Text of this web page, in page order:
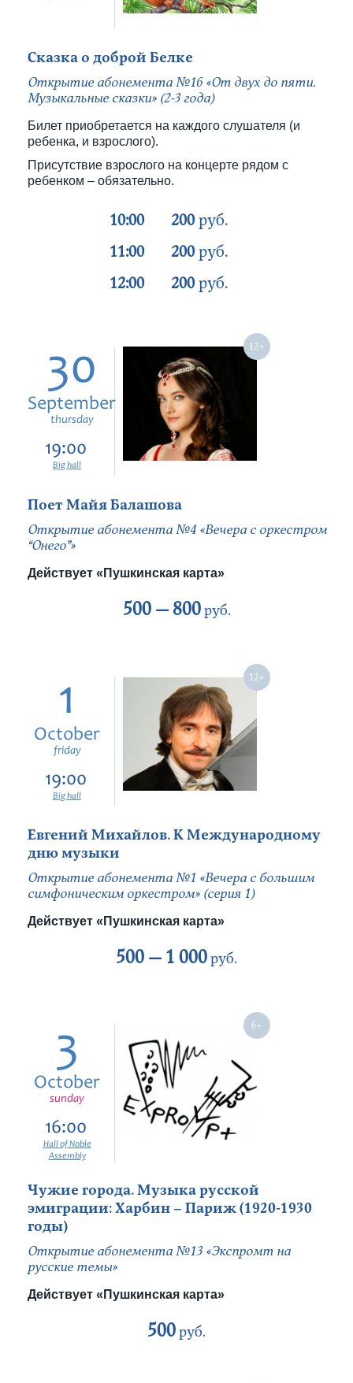
Сказка о доброй Белке
Открытие абонемента №16 «От двух до пяти.
Музыкальные сказки» (2-3 года)
Билет приобретается на каждого слушателя (и
ребенка, и взрослого).
Присутствие взрослого на концерте рядом с
ребенком – обязательно.
10:00 200руб.
11:00
200руб.
12:00
200руб.
30
September
thursday
19:00
Big hall
Поет Майя Балашова
Открытие абонемента №4 «Вечера с оркестром
“Онего”»
Действует «Пушкинская карта»
500 — 800руб.
1
October
friday
19:00
Big hall
Евгений Михайлов. К Международному
дню музыки
Открытие абонемента №1 «Вечера с большим
симфоническим оркестром» (серия 1)
Действует «Пушкинская карта»
500 —1 000руб.
3
October
sunday
16:00
Hall of Noble
Assembly
Чужие города. Музыка русской
эмиграции: Харбин – Париж (1920-1930
годы)
Открытие абонемента №13 «Экспромт на
русские темы»
Действует «Пушкинская карта»
500руб.